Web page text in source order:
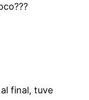
final, tuve